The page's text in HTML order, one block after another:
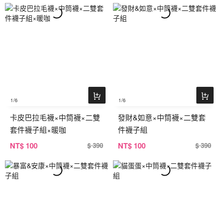
1/6
卡皮巴拉毛襪×中筒襪×二雙
套件襪子組×暖咖
NT$ 100 $ 390
1/6
發財&如意×中筒襪×二雙套
件襪子組
NT$ 100 $ 390